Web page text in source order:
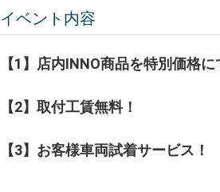
イベント内容
【1】店内INNO商品を特別価格に
【2】取付工賃無料！
【3】お客様車両試着サービス！